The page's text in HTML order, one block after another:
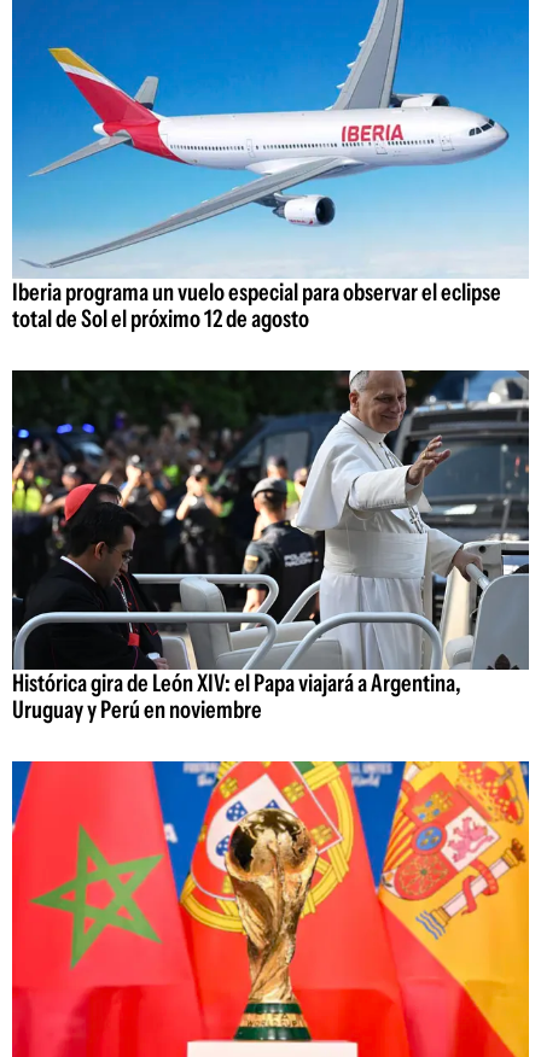
Iberia programa un vuelo especial para observar el eclipse
total de Sol el próximo 12 de agosto
Histórica gira de León XIV: el Papa viajará a Argentina,
Uruguay y Perú en noviembre